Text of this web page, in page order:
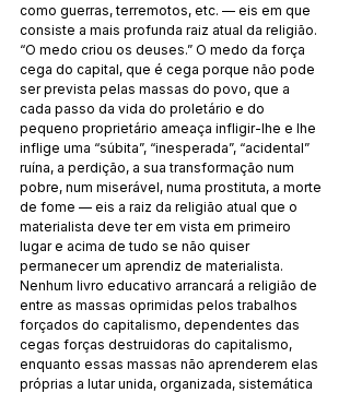
como guerras, terremotos, etc. — eis em que
consiste a mais profunda raiz atual da religião.
“O medo criou os deuses.” O medo da força
cega do capital, que é cega porque não pode
ser prevista pelas massas do povo, que a
cada passo da vida do proletário e do
pequeno proprietário ameaça infligir-lhe e lhe
inflige uma “súbita”, “inesperada”, “acidental”
ruína, a perdição, a sua transformação num
pobre, num miserável, numa prostituta, a morte
de fome — eis a raiz da religião atual que o
materialista deve ter em vista em primeiro
lugar e acima de tudo se não quiser
permanecer um aprendiz de materialista.
Nenhum livro educativo arrancará a religião de
entre as massas oprimidas pelos trabalhos
forçados do capitalismo, dependentes das
cegas forças destruidoras do capitalismo,
enquanto essas massas não aprenderem elas
próprias a lutar unida, organizada, sistemática